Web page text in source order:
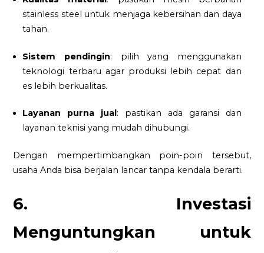
stainless steel untuk menjaga kebersihan dan daya
tahan.
Sistem pendingin: pilih yang menggunakan
teknologi terbaru agar produksi lebih cepat dan
es lebih berkualitas.
Layanan purna jual: pastikan ada garansi dan
layanan teknisi yang mudah dihubungi.
Dengan mempertimbangkan poin-poin tersebut,
usaha Anda bisa berjalan lancar tanpa kendala berarti.
6. Investasi
Menguntungkan untuk